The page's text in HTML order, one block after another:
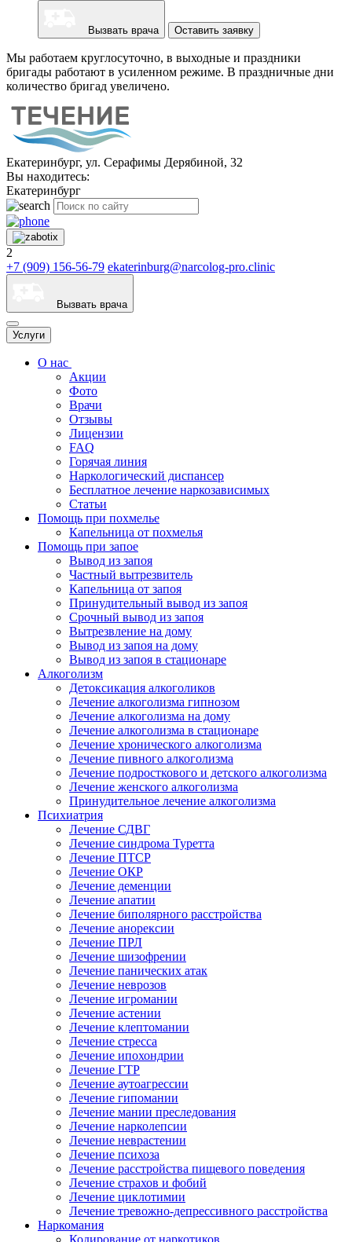
Вызвать врача Оставить заявку
Мы работаем круглосуточно, в выходные и праздники
бригады работают в усиленном режиме. В праздничные дни
количество бригад увеличено.
Екатеринбург, ул. Серафимы Дерябиной, 32
Вы находитесь:
Екатеринбург
2
+7 (909) 156-56-79 ekaterinburg@narcolog-pro.clinic
Вызвать врача
Услуги
О нас
Акции
Фото
Врачи
Отзывы
Лицензии
FAQ
Горячая линия
Наркологический диспансер
Бесплатное лечение наркозависимых
Статьи
Помощь при похмелье
Капельница от похмелья
Помощь при запое
Вывод из запоя
Частный вытрезвитель
Капельница от запоя
Принудительный вывод из запоя
Срочный вывод из запоя
Вытрезвление на дому
Вывод из запоя на дому
Вывод из запоя в стационаре
Алкоголизм
Детоксикация алкоголиков
Лечение алкоголизма гипнозом
Лечение алкоголизма на дому
Лечение алкоголизма в стационаре
Лечение хронического алкоголизма
Лечение пивного алкоголизма
Лечение подросткового и детского алкоголизма
Лечение женского алкоголизма
Принудительное лечение алкоголизма
Психиатрия
Лечение СДВГ
Лечение синдрома Туретта
Лечение ПТСР
Лечение ОКР
Лечение деменции
Лечение апатии
Лечение биполярного расстройства
Лечение анорексии
Лечение ПРЛ
Лечение шизофрении
Лечение панических атак
Лечение неврозов
Лечение игромании
Лечение астении
Лечение клептомании
Лечение стресса
Лечение ипохондрии
Лечение ГТР
Лечение аутоагрессии
Лечение гипомании
Лечение мании преследования
Лечение нарколепсии
Лечение неврастении
Лечение психоза
Лечение расстройства пищевого поведения
Лечение страхов и фобий
Лечение циклотимии
Лечение тревожно-депрессивного расстройства
Наркомания
Кодирование от наркотиков